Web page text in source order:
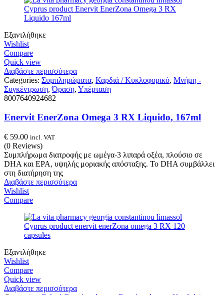
Εξαντλήθηκε
Wishlist
Compare
Quick view
Διαβάστε περισσότερα
Categories: Συμπληρώματα, Καρδιά / Κυκλοφορικό, Μνήμη -
Συγκέντρωση,Όραση, Υπέρταση
8007640924682
Enervit EnerZona Omega 3 RX Liquido, 167ml
€ 59.00 incl. VAT
(0 Reviews)
Συμπλήρωμα διατροφής με ωμέγα-3 λιπαρά οξέα, πλούσιο σε
DHA και EPA, υψηλής μοριακής απόσταξης. Το DHA συμβάλλει
στη διατήρηση της
Διαβάστε περισσότερα
Wishlist
Compare
Εξαντλήθηκε
Wishlist
Compare
Quick view
Διαβάστε περισσότερα